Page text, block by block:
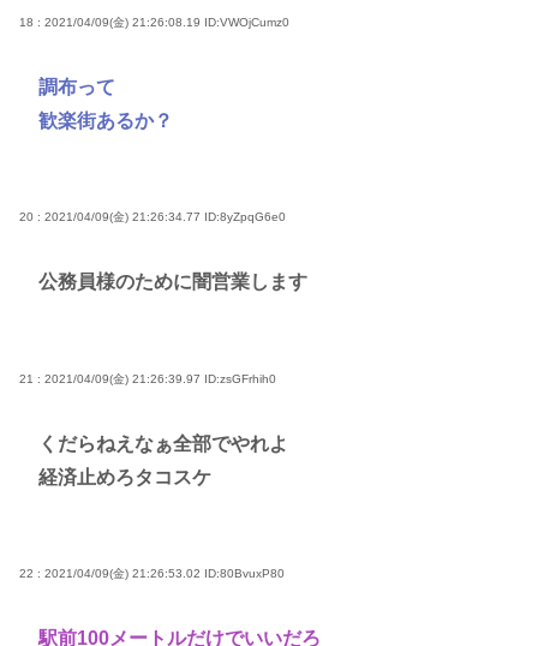
18 : 2021/04/09(金) 21:26:08.19 ID:VWOjCumz0
調布って
歓楽街あるか？
20 : 2021/04/09(金) 21:26:34.77 ID:8yZpqG6e0
公務員様のために闇営業します
21 : 2021/04/09(金) 21:26:39.97 ID:zsGFrhih0
くだらねえなぁ全部でやれよ
経済止めろタコスケ
22 : 2021/04/09(金) 21:26:53.02 ID:80BvuxP80
駅前100メートルだけでいいだろ